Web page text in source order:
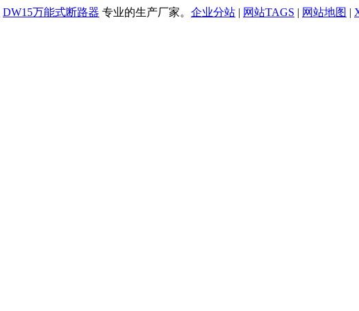
DW15万能式断路器 专业的生产厂家。 企业分站 | 网站TAGS | 网站地图 |